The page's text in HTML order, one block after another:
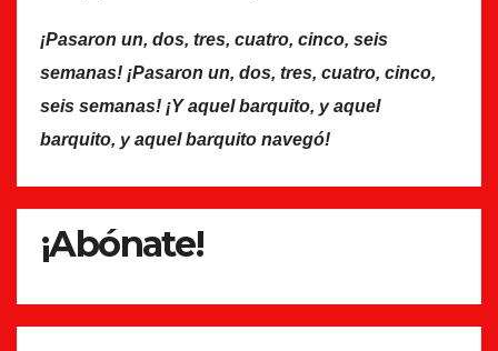
¡Pasaron un, dos, tres, cuatro, cinco, seis
semanas! ¡Pasaron un, dos, tres, cuatro, cinco,
seis semanas! ¡Y aquel barquito, y aquel
barquito, y aquel barquito navegó!
¡Abónate!